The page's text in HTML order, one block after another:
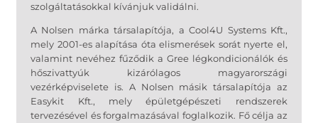
szolgáltatásokkal kívánjuk validálni.
A Nolsen márka társalapítója, a Cool4U Systems Kft.,
mely 2001-es alapítása óta elismerések sorát nyerte el,
valamint nevéhez fűződik a Gree légkondicionálók és
hőszivattyúk kizárólagos magyarországi
vezérképviselete is. A Nolsen másik társalapítója az
Easykit Kft., mely épületgépészeti rendszerek
tervezésével és forgalmazásával foglalkozik. Fő célja az